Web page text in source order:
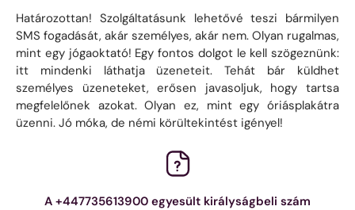
Határozottan! Szolgáltatásunk lehetővé teszi bármilyen
SMS fogadását, akár személyes, akár nem. Olyan rugalmas,
mint egy jógaoktató! Egy fontos dolgot le kell szögeznünk:
itt mindenki láthatja üzeneteit. Tehát bár küldhet
személyes üzeneteket, erősen javasoljuk, hogy tartsa
megfelelőnek azokat. Olyan ez, mint egy óriásplakátra
üzenni. Jó móka, de némi körültekintést igényel!
A +447735613900 egyesült királyságbeli szám